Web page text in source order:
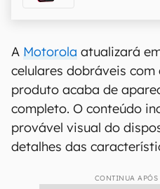
A Motorola atualizará
celulares dobráveis com
produto acaba de
completo. O conteúdo
provável visual do
detalhes das
CONTINUA